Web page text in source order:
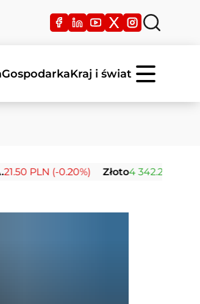
GospodarkaKraj i świat
(-0.20%) Złoto4 342.26 USD (0.00%)